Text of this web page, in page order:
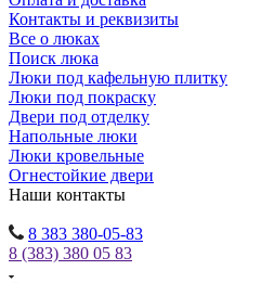
Контакты и реквизиты
Все о люках
Поиск люка
Люки под кафельную плитку
Люки под покраску
Двери под отделку
Напольные люки
Люки кровельные
Огнестойкие двери
Наши контакты
8 383 380-05-83
8 (383) 380 05 83